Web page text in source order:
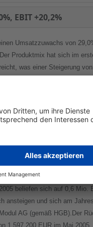
EBIT +20,2%
Umsatzzuwachs von
Produktmix hat sich im
was einer Steigerung
Auftragsbestand per
von ca. 4
Sicherstellung von
werden (Basis
beliefen sich auf 0,6 Mio.
und sich am
AG (gemäß HGB).Der
1.597.200 EUR im Mai 2005.